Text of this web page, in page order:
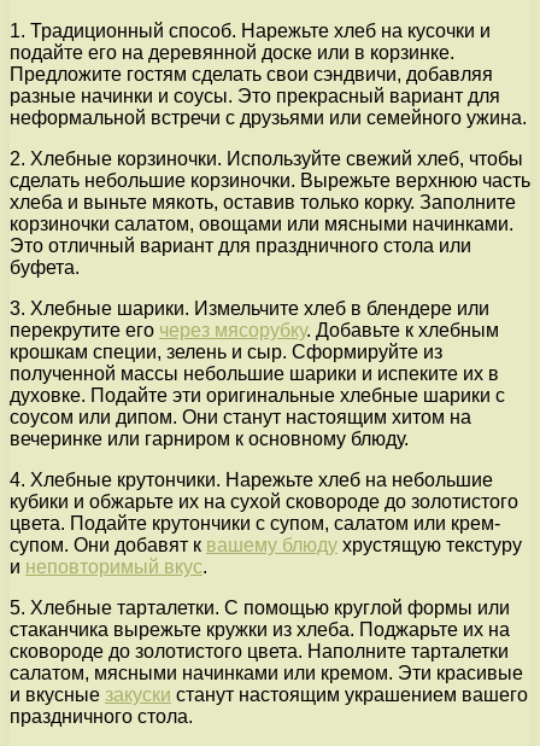
1. Традиционный способ. Нарежьте хлеб на кусочки и
подайте его на деревянной доске или в корзинке.
Предложите гостям сделать свои сэндвичи, добавляя
разные начинки и соусы. Это прекрасный вариант для
неформальной встречи с друзьями или семейного ужина.
2. Хлебные корзиночки. Используйте свежий хлеб, чтобы
сделать небольшие корзиночки. Вырежьте верхнюю часть
хлеба и выньте мякоть, оставив только корку. Заполните
корзиночки салатом, овощами или мясными начинками.
Это отличный вариант для праздничного стола или
буфета.
3. Хлебные шарики. Измельчите хлеб в блендере или
перекрутите его через мясорубку. Добавьте к хлебным
крошкам специи, зелень и сыр. Сформируйте из
полученной массы небольшие шарики и испеките их в
духовке. Подайте эти оригинальные хлебные шарики с
соусом или дипом. Они станут настоящим хитом на
вечеринке или гарниром к основному блюду.
4. Хлебные крутончики. Нарежьте хлеб на небольшие
кубики и обжарьте их на сухой сковороде до золотистого
цвета. Подайте крутончики с супом, салатом или крем-
супом. Они добавят к вашему блюду хрустящую текстуру
и неповторимый вкус.
5. Хлебные тарталетки. С помощью круглой формы или
стаканчика вырежьте кружки из хлеба. Поджарьте их на
сковороде до золотистого цвета. Наполните тарталетки
салатом, мясными начинками или кремом. Эти красивые
и вкусные закуски станут настоящим украшением вашего
праздничного стола.